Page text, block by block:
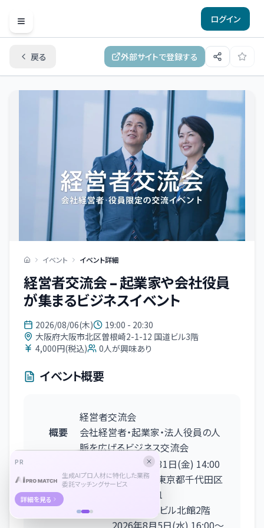
Open menu
ログイン
戻る 外部サイトで登録する
イベント イベント詳細
経営者交流会 – 起業家や会社役員
が集まるビジネスイベント
2026/08/06(木)
19:00 - 20:30
大阪府大阪市北区曽根崎2-1-12 国道ビル3階
4,000円(税込)
0人が興味あり
イベント概要
概要
経営者交流会
会社経営者・起業家・法人役員の人
脈を広げるビジネス交流会
2026年7月31日(金) 14:00
〜15:30
東京都千代田区
有楽町1-7-1
有楽町電気ビル北館2階
2026年8月5日(水) 16:00〜
PR
生成AIプロ人材に特化した業務
委託マッチングサービス
詳細を見る